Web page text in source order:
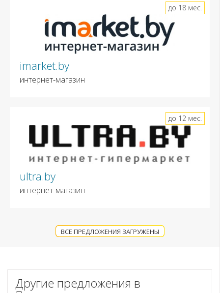
imarket.by
интернет-магазин
до 18 мес.
ultra.by
интернет-магазин
до 12 мес.
ВСЕ ПРЕДЛОЖЕНИЯ ЗАГРУЖЕНЫ
Другие предложения в